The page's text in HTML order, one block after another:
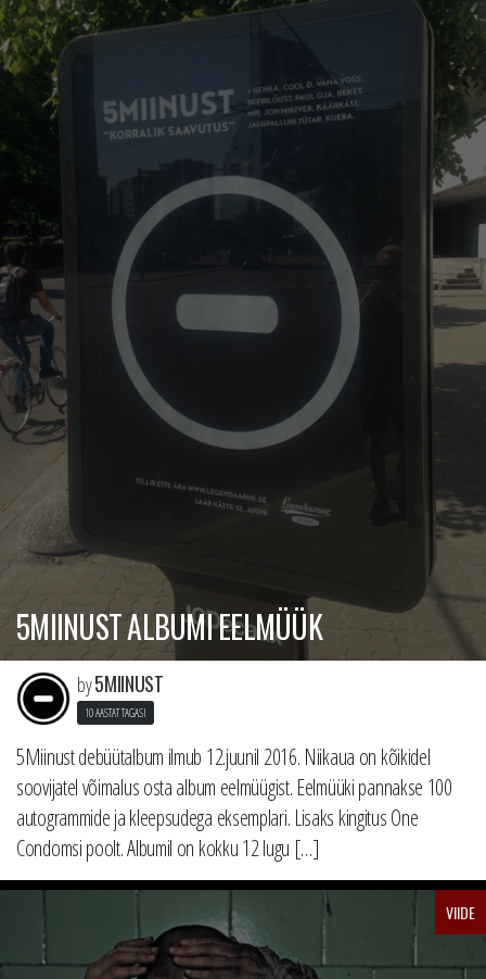
5MIINUST ALBUMI EELMÜÜK
by5MIINUST
10 AASTAT TAGASI
5Miinust debüütalbum ilmub 12.juunil 2016. Niikaua on kõikidel
soovijatel võimalus osta album eelmüügist. Eelmüüki pannakse 100
autogrammide ja kleepsudega eksemplari. Lisaks kingitus One
Condomsi poolt. Albumil on kokku 12 lugu […]
VIIDE